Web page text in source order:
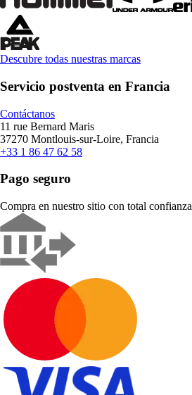
Descubre todas nuestras marcas
Servicio postventa en Francia
Contáctanos
11 rue Bernard Maris
37270 Montlouis-sur-Loire, Francia
+33 1 86 47 62 58
Pago seguro
Compra en nuestro sitio con total confianza